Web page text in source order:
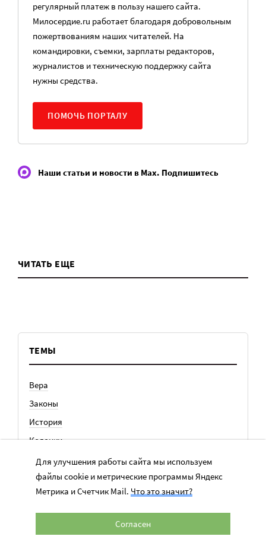
регулярный платеж в пользу нашего сайта.
Милосердие.ru работает благодаря добровольным
пожертвованиям наших читателей. На
командировки, съемки, зарплаты редакторов,
журналистов и техническую поддержку сайта
нужны средства.
ПОМОЧЬ ПОРТАЛУ
Наши статьи и новости в Max. Подпишитесь
ЧИТАТЬ ЕЩЕ
ТЕМЫ
Вера
Законы
История
Колонки
Кто есть кто
Личный опыт
Медицина
Ноу-хау
Общество
Для улучшения работы сайта мы используем
файлы cookie и метрические программы Яндекс
Метрика и Счетчик Mail. Что это значит?
Согласен